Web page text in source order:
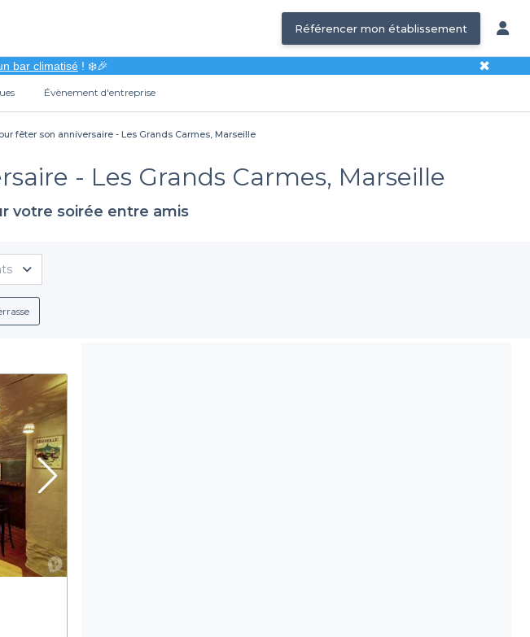
Référencer mon établissement
bar climatisé! ❄️🎉 ✖
Évènement d'entreprise
fêter son anniversaire - Les Grands Carmes, Marseille
- Les Grands Carmes, Marseille
votre soirée entre amis